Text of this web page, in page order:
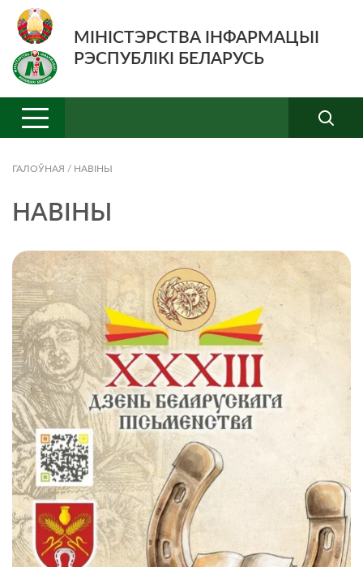
МІНІСТЭРСТВА ІНФАРМАЦЫІ
РЭСПУБЛІКІ БЕЛАРУСЬ
ГАЛОЎНАЯ / НАВIНЫ
НАВIНЫ